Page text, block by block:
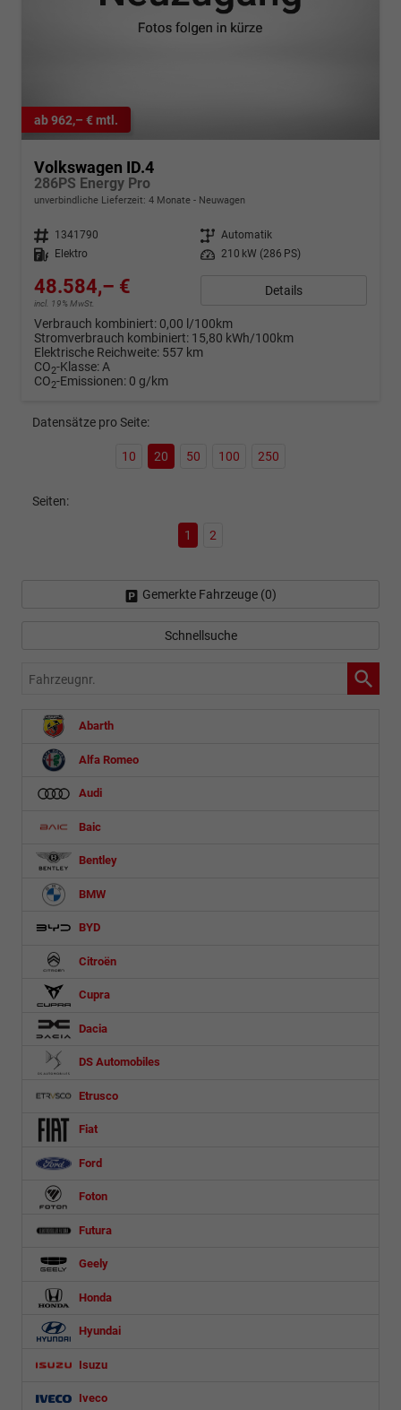
ab 962,– € mtl.
Volkswagen ID.4
286PS Energy Pro
unverbindliche Lieferzeit: 4 Monate Neuwagen
Fahrzeugnr. 1341790 Getriebe Automatik
Kraftstoff
Elektro Leistung 210 kW (286 PS)
48.584,– €
incl. 19% MwSt.
Details
Verbrauch kombiniert: 0,00 l/100km
Stromverbrauch kombiniert: 15,80 kWh/100km
Elektrische Reichweite: 557 km
CO2-Klasse:A
CO2-Emissionen: 0 g/km
Datensätze pro Seite:
10 20 50 100 250
Seiten:
1 2
Gemerkte Fahrzeuge (0)
Schnellsuche
Fahrzeugnr.
Abarth
Alfa Romeo
Audi
Baic
Bentley
BMW
BYD
Citroën
Cupra
Dacia
DS Automobiles
Etrusco
Fiat
Ford
Foton
Futura
Geely
Honda
Hyundai
Isuzu
Iveco